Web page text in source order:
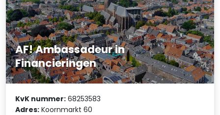
AF! Ambassadeur in
Financieringen
KvK nummer: 68253583
Adres: Koornmarkt 60